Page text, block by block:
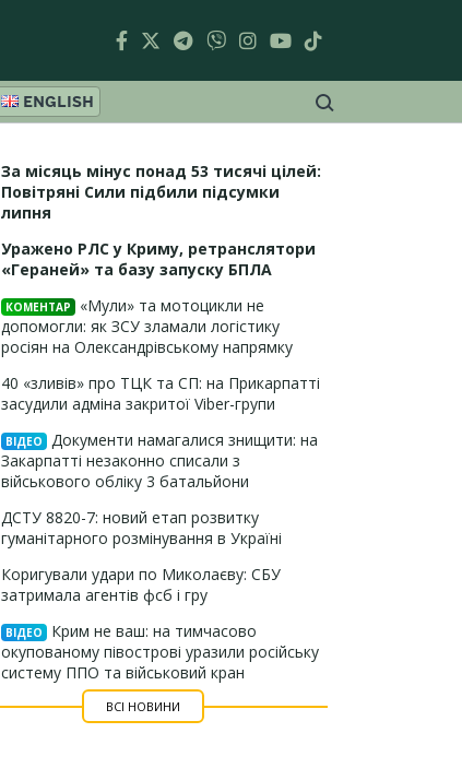
ENGLISH
За місяць мінус понад 53 тисячі цілей:
Повітряні Сили підбили підсумки
липня
Уражено РЛС у Криму, ретранслятори
«Гераней» та базу запуску БПЛА
КОМЕНТАР
«Мули» та мотоцикли не
допомогли: як ЗСУ зламали логістику
росіян на Олександрівському напрямку
40 «зливів» про ТЦК та СП: на Прикарпатті
засудили адміна закритої Viber-групи
ВІДЕО
Документи намагалися знищити: на
Закарпатті незаконно списали з
військового обліку 3 батальйони
ДСТУ 8820-7: новий етап розвитку
гуманітарного розмінування в Україні
Коригували удари по Миколаєву: СБУ
затримала агентів фсб і гру
ВІДЕО
Крим не ваш: на тимчасово
окупованому півострові уразили російську
систему ППО та військовий кран
ВСІ НОВИНИ